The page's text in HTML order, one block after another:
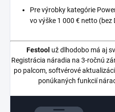
Pre výrobky kategórie
vo výške 1 000 € netto (bez
Festool už dlhodobo má aj
Registrácia náradia na 3-ročnú
po palcom, softvérové
ponúkaných funkcií